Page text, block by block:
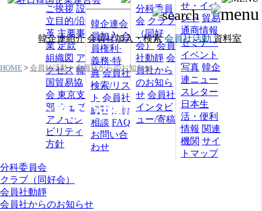
ご挨拶 設
立目的/沿
革 主要事
業 定款
組織図 ア
クセス 韓
国貿易協
会 東京支
部 ウェブ
アクセシ
ビリティ
方針
韓企連会
員加入 会
員権利·
義務·特
典 会員社
検索/リス
ト 会員社
総覧 法律
相談 FAQ
お問い合
わせ
分科委員
会 クラブ
（同好
会） 会員
社動靜 会
員社から
のお知ら
せ 会員社
インタビ
ュー/寄稿
せ・イベ
ント 貿易
通商情報
セミナー
イベント
写真 韓企
連ニュー
スレター
日本生
活・便利
情報 関連
機関 サイ
トマップ
韓企連紹介 会員社加入・検索 会員社活動 資料室
HOME > 会員社活動> 会員社からのお知らせ
会員社活動
分科委員会
クラブ（同好会）
会員社動靜
会員社からのお知らせ